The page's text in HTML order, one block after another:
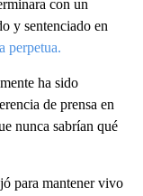
con un
y sentenciado en
perpetua.
ha sido
de prensa en
nunca sabrían qué
para mantener vivo